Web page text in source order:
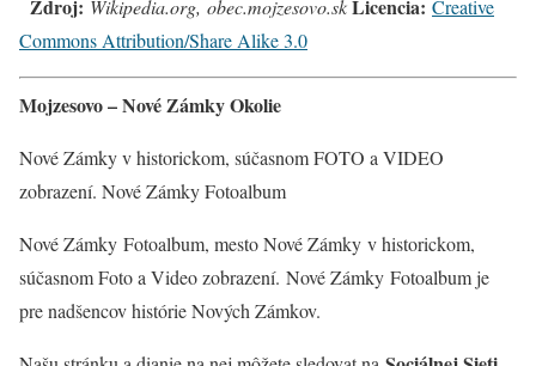
Zdroj: Wikipedia.org, obec.mojzesovo.skLicencia: Creative
Commons Attribution/Share Alike 3.0
Mojzesovo – Nové Zámky Okolie
Nové Zámky v historickom, súčasnom FOTO a VIDEO
zobrazení. Nové Zámky Fotoalbum
Nové Zámky Fotoalbum, mesto Nové Zámky v historickom,
súčasnom Foto a Video zobrazení. Nové Zámky Fotoalbum je
pre nadšencov histórie Nových Zámkov.